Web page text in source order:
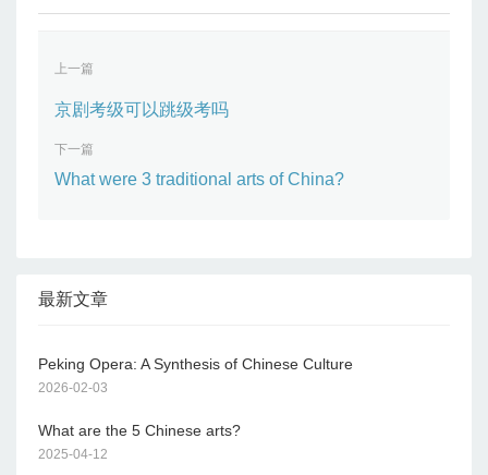
上一篇
京剧考级可以跳级考吗
下一篇
What were 3 traditional arts of China?
最新文章
Peking Opera: A Synthesis of Chinese Culture
2026-02-03
What are the 5 Chinese arts?
2025-04-12